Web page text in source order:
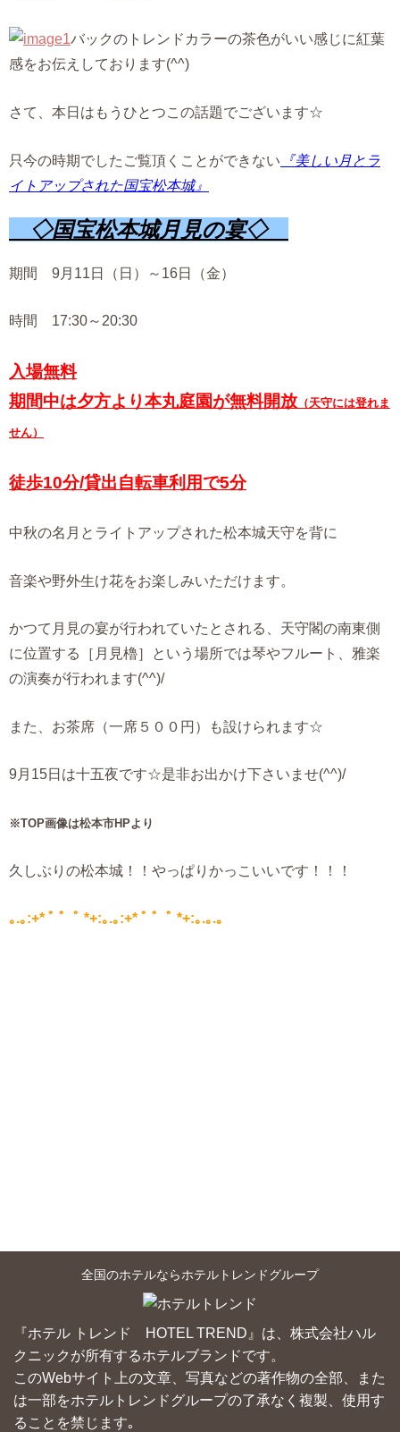
バックのトレンドカラーの茶色がいい感じに紅葉
感をお伝えしております(^^)
さて、本日はもうひとつこの話題でございます☆
只今の時期でしたご覧頂くことができない 『美しい月とラ
イトアップされた国宝松本城』
◇国宝松本城月見の宴◇
期間 9月11日（日）～16日（金）
時間 17:30～20:30
入場無料
期間中は夕方より本丸庭園が無料開放 （天守には登れま
せん）
徒歩10分/貸出自転車利用で5分
中秋の名月とライトアップされた松本城天守を背に
音楽や野外生け花をお楽しみいただけます。
かつて月見の宴が行われていたとされる、天守閣の南東側
に位置する［月見櫓］という場所では琴やフルート、雅楽
の演奏が行われます(^^)/
また、お茶席（一席５００円）も設けられます☆
9月15日は十五夜です☆是非お出かけ下さいませ(^^)/
※TOP画像は松本市HPより
久しぶりの松本城！！やっぱりかっこいいです！！！
｡.｡:+* ﾟ ゜ﾟ *+:｡.｡:+* ﾟ ゜ﾟ *+:｡.｡.｡
全国のホテルならホテルトレンドグループ
『ホテル トレンド HOTEL TREND』は、株式会社ハル
クニックが所有するホテルブランドです。
このWebサイト上の文章、写真などの著作物の全部、また
は一部をホテルトレンドグループの了承なく複製、使用す
ることを禁じます｡